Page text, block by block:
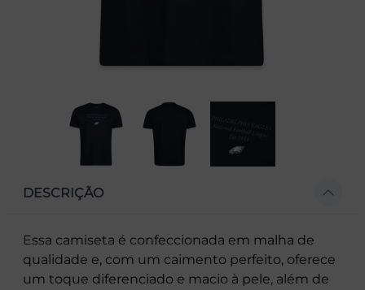
DESCRIÇÃO
Essa camiseta é confeccionada em malha de
qualidade e, com um caimento perfeito, oferece
um toque diferenciado e macio à pele, além de